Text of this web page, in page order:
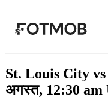
St. Louis City
अगस्त, 12:30 am